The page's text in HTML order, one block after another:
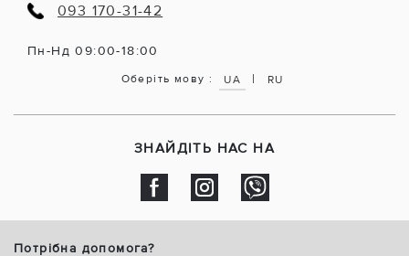
093 170-31-42
Пн-Нд 09:00-18:00
Оберіть мову : UA | RU
ЗНАЙДІТЬ НАС НА
Потрібна допомога?